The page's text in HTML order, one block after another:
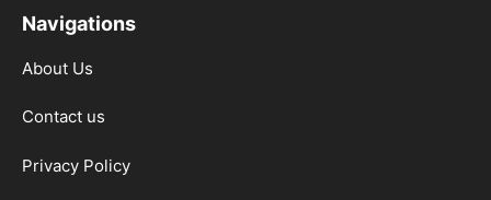
Navigations
About Us
Contact us
Privacy Policy